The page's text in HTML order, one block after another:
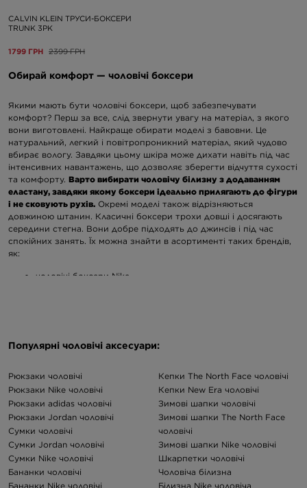
CALVIN KLEIN ТРУСИ-БОКСЕРИ
TRUNK 3PK
1799 ГРН 2399 ГРН
Обирай комфорт — чоловічі боксери
Якими мають бути чоловічі боксери, щоб забезпечувати
комфорт? Перш за все, слід звернути увагу на матеріал, з якого
вони виготовлені. Найкраще обирати моделі з бавовни. Це
натуральний, легкий і повітропроникний матеріал, який чудово
вбирає вологу. Завдяки цьому шкіра може дихати навіть під час
інтенсивних навантажень, що дозволяє зберегти відчуття сухості
та комфорту. Варто вибирати чоловічу білизну з додаванням
еластану, завдяки якому боксери ідеально прилягають до фігури
і не сковують рухів. Окремі моделі також відрізняються
довжиною штанин. Класичні боксери трохи довші і досягають
середини стегна. Вони добре підходять до джинсів і під час
спокійних занять. Їх можна знайти в асортименті таких брендів,
як:
чоловічі боксери Nike
Це універсальні моделі, перевага яких полягає в тому, що вони
Який колір боксерів обрати?
Хоча перші моделі боксерів були виконані в білих відтінках,
сьогодні виробники пропонують широкий вибір кольорів. Звісно,
ти можеш залишитися прихильником класичних кольорів і
вибрати такі моделі, як:
універсальні чорні чоловічі боксери
темно-синього або сірого кольору
Популярні чоловічі аксесуари:
Рюкзаки чоловічі
Рюкзаки Nike чоловічі
Рюкзаки adidas чоловічі
Рюкзаки Jordan чоловічі
Сумки чоловічі
Сумки Jordan чоловічі
Сумки Nike чоловічі
Бананки чоловічі
Бананки Nike чоловічі
Кепки The North Face чоловічі
Кепки New Era чоловічі
Зимові шапки чоловічі
Зимові шапки The North Face
чоловічі
Зимові шапки Nike чоловічі
Шкарпетки чоловічі
Чоловіча білизна
Білизна Nike чоловіча